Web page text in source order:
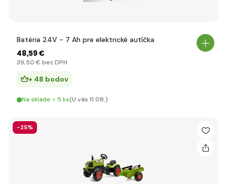
Batéria 24V - 7 Ah pre elektrické autíčka
48,59 €
39,50 € bez DPH
+ 48 bodov
Na sklade > 5 ks(U vás 11.08.)
-25%